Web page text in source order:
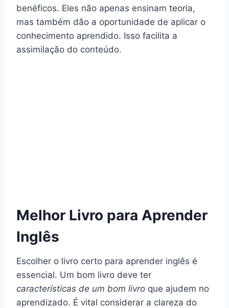
benéficos. Eles não apenas ensinam teoria,
mas também dão a oportunidade de aplicar o
conhecimento aprendido. Isso facilita a
assimilação do conteúdo.
Melhor Livro para Aprender
Inglês
Escolher o livro certo para aprender inglês é
essencial. Um bom livro deve ter
características de um bom livro que ajudem no
aprendizado. É vital considerar a clareza do